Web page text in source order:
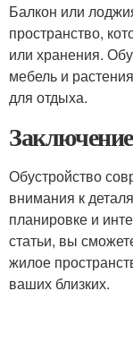
Балкон или
пространство,
или хранения.
мебель и
для отдыха.
Заключение
Обустройство
внимания к
планировке и
статьи, вы
жилое
ваших близких.